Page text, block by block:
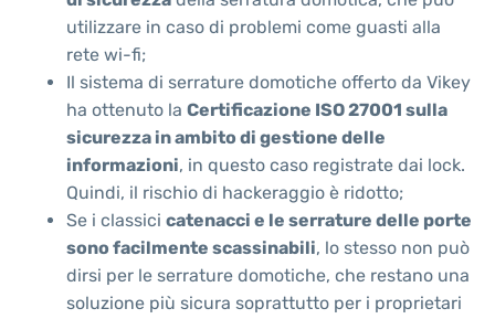
utilizzare in caso di problemi come guasti alla
rete wi-fi;
Il sistema di serrature domotiche offerto da Vikey
ha ottenuto la Certificazione ISO 27001 sulla
sicurezza in ambito di gestione delle
informazioni, in questo caso registrate dai lock.
Quindi, il rischio di hackeraggio è ridotto;
Se i classici catenacci e le serrature delle porte
sono facilmente scassinabili, lo stesso non può
dirsi per le serrature domotiche, che restano una
soluzione più sicura soprattutto per i proprietari